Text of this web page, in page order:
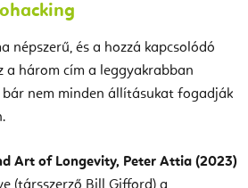
népszerű, és a hozzá kapcsolódó
a három cím a leggyakrabban
bár nem minden állításukat fogadják
Art of Longevity, Peter Attia (2023)
(társszerző Bill Gifford) a